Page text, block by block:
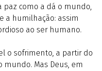
paz como a dá o mundo,
a humilhação: assim
ao ser humano.
o sofrimento, a partir do
Mas Deus, em